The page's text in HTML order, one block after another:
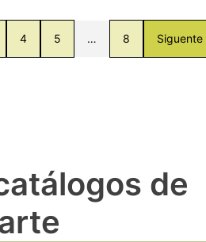
4 5 … 8 Siguente
de